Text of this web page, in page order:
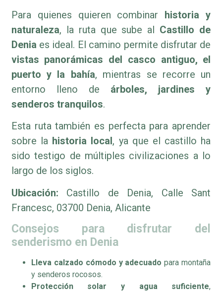
Para quienes quieren combinar historia y
naturaleza, la ruta que sube al Castillo de
Denia es ideal. El camino permite disfrutar de
vistas panorámicas del casco antiguo, el
puerto y la bahía, mientras se recorre un
entorno lleno de árboles, jardines y
senderos tranquilos.
Esta ruta también es perfecta para aprender
sobre la historia local, ya que el castillo ha
sido testigo de múltiples civilizaciones a lo
largo de los siglos.
Ubicación: Castillo de Denia, Calle Sant
Francesc, 03700 Denia, Alicante
Consejos para disfrutar del
senderismo en Denia
Lleva calzado cómodo y adecuado para montaña
y senderos rocosos.
Protección solar y agua suficiente,